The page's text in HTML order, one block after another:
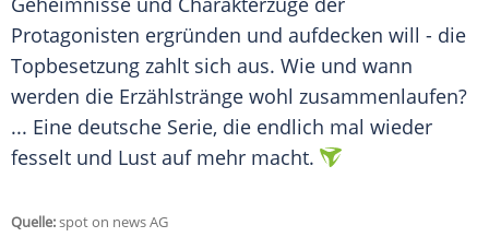
Protagonisten ergründen und aufdecken will - die
Topbesetzung zahlt sich aus. Wie und wann
werden die Erzählstränge wohl zusammenlaufen?
... Eine deutsche Serie, die endlich mal wieder
fesselt und Lust auf mehr macht.
Quelle:spot on news AG